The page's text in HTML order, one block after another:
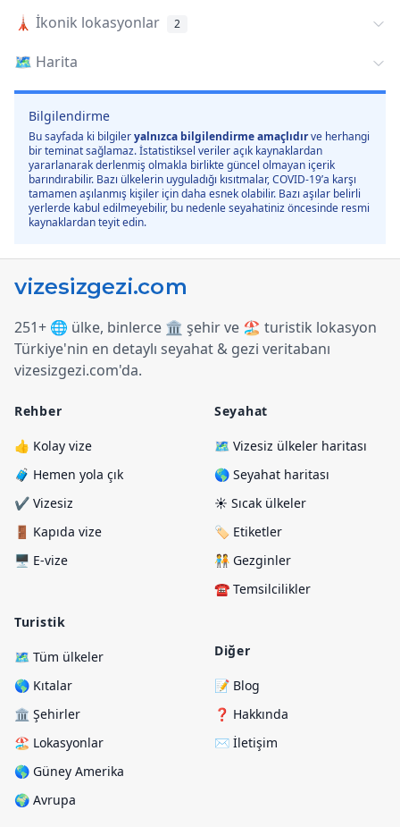
🗼 İkonik lokasyonlar 2
🗺️ Harita
Bilgilendirme
Bu sayfada ki bilgileryalnızca bilgilendirme amaçlıdırve herhangi
bir teminat sağlamaz. İstatistiksel veriler açık kaynaklardan
yararlanarak derlenmiş olmakla birlikte güncel olmayan içerik
barındırabilir. Bazı ülkelerin uyguladığı kısıtmalar, COVID-19’a karşı
tamamen aşılanmış kişiler için daha esnek olabilir. Bazı aşılar belirli
yerlerde kabul edilmeyebilir, bu nedenle seyahatiniz öncesinde resmi
kaynaklardan teyit edin.
251+ 🌐 ülke, binlerce 🏛️ şehir ve 🏖️ turistik lokasyon
Türkiye'nin en detaylı seyahat & gezi veritabanı
vizesizgezi.com'da.
Rehber
👍 Kolay vize
🧳 Hemen yola çık
✔️ Vizesiz
🚪 Kapıda vize
🖥️ E-vize
Turistik
🗺️ Tüm ülkeler
🌎 Kıtalar
🏛️ Şehirler
🏖️ Lokasyonlar
🌎 Güney Amerika
🌍 Avrupa
Seyahat
🗺️ Vizesiz ülkeler haritası
🌎 Seyahat haritası
☀️ Sıcak ülkeler
🏷️ Etiketler
🧑‍🤝‍🧑 Gezginler
☎️ Temsilcilikler
Diğer
📝 Blog
❓ Hakkında
✉️ İletişim